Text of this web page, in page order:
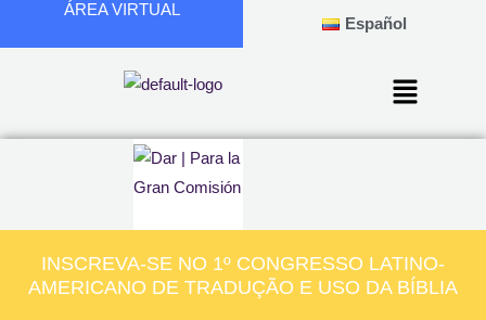
ÁREA VIRTUAL
Español
INSCREVA-SE NO 1º CONGRESSO LATINO-
AMERICANO DE TRADUÇÃO E USO DA BÍBLIA